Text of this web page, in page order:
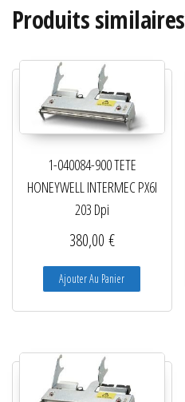
Produits similaires
1-040084-900 TETE
HONEYWELL INTERMEC PX6I
203 Dpi
380,00 €
Ajouter Au Panier